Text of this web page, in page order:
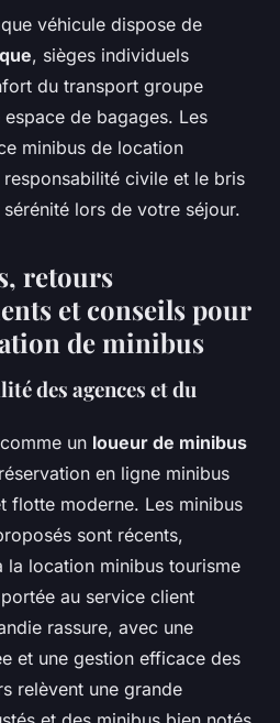
véhicule dispose de
, sièges individuels
du transport groupe
de bagages. Les
minibus de location
civile et le bris
lors de votre séjour.
retours
et conseils pour
de minibus
des agences et du
un loueur de minibus
en ligne minibus
flotte moderne. Les minibus
sont récents,
la location minibus tourisme
au service client
rassure, avec une
et une gestion efficace des
relèvent une grande